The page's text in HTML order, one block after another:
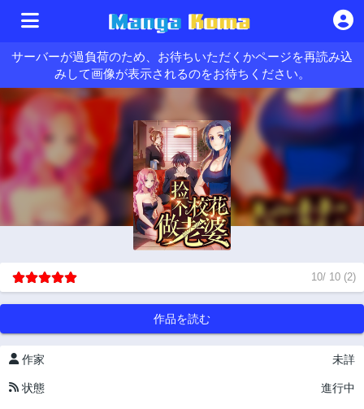
サーバーが過負荷のため、お待ちいただくかページを再読み込
みして画像が表示されるのをお待ちください。
10/ 10 (2)
作品を読む
作家 未詳
状態 進行中